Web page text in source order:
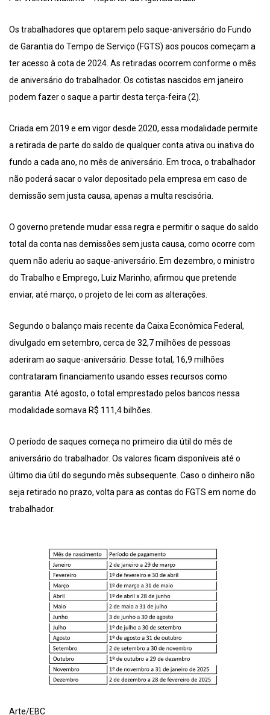
Os trabalhadores que optarem pelo saque-aniversário do Fundo
de Garantia do Tempo de Serviço (FGTS) aos poucos começam a
ter acesso à cota de 2024. As retiradas ocorrem conforme o mês
de aniversário do trabalhador. Os cotistas nascidos em janeiro
podem fazer o saque a partir desta terça-feira (2).
Criada em 2019 e em vigor desde 2020, essa modalidade permite
a retirada de parte do saldo de qualquer conta ativa ou inativa do
fundo a cada ano, no mês de aniversário. Em troca, o trabalhador
não poderá sacar o valor depositado pela empresa em caso de
demissão sem justa causa, apenas a multa rescisória.
O governo pretende mudar essa regra e permitir o saque do saldo
total da conta nas demissões sem justa causa, como ocorre com
quem não aderiu ao saque-aniversário. Em dezembro, o ministro
do Trabalho e Emprego, Luiz Marinho, afirmou que pretende
enviar, até março, o projeto de lei com as alterações.
Segundo o balanço mais recente da Caixa Econômica Federal,
divulgado em setembro, cerca de 32,7 milhões de pessoas
aderiram ao saque-aniversário. Desse total, 16,9 milhões
contrataram financiamento usando esses recursos como
garantia. Até agosto, o total emprestado pelos bancos nessa
modalidade somava R$ 111,4 bilhões.
O período de saques começa no primeiro dia útil do mês de
aniversário do trabalhador. Os valores ficam disponíveis até o
último dia útil do segundo mês subsequente. Caso o dinheiro não
seja retirado no prazo, volta para as contas do FGTS em nome do
trabalhador.
Arte/EBC